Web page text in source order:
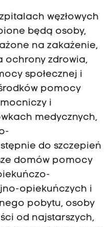
węzłowych
będą osoby,
na zakażenie,
ochrony zdrowia,
społecznej i
pomocy
i
medycznych,
do szczepień
domów pomocy
opiekuńczych i
pobytu, osoby
od najstarszych,